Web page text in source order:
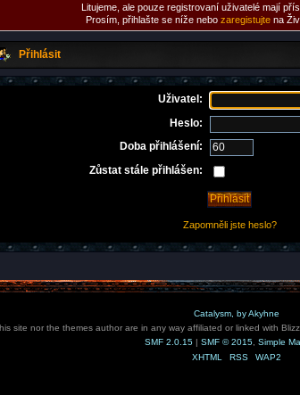
Litujeme, ale pouze registrovaní uživatelé mají
Prosím, přihlašte se níže nebo zaregistujte na
Přihlásit
Uživatel:
Heslo:
Doba přihlášení:
Zůstat stále přihlášen:
Zapomněli jste heslo?
Catalysm, by Akyhne
site nor the themes author are in any way affiliated or linked with
SMF 2.0.15 | SMF © 2015 Simple
XHTML
RSS WAP2